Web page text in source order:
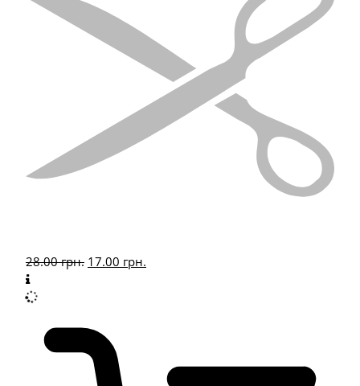
28.00грн. 17.00 грн.